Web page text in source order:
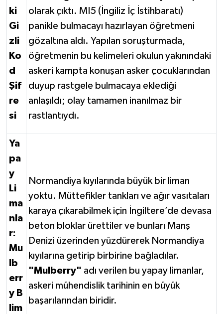
ki
Gi
zli
Ko
d
Şif
re
si
olarak çıktı. MI5 (İngiliz İç İstihbaratı)
panikle bulmacayı hazırlayan öğretmeni
gözaltına aldı. Yapılan soruşturmada,
öğretmenin bu kelimeleri okulun yakınındaki
askeri kampta konuşan asker çocuklarından
duyup rastgele bulmacaya eklediği
anlaşıldı; olay tamamen inanılmaz bir
rastlantıydı.
Ya
pa
y
Li
ma
nla
r:
Mu
lb
err
y B
lim
Normandiya kıyılarında büyük bir liman
yoktu. Müttefikler tankları ve ağır vasıtaları
karaya çıkarabilmek için İngiltere’de devasa
beton bloklar ürettiler ve bunları Manş
Denizi üzerinden yüzdürerek Normandiya
kıyılarına getirip birbirine bağladılar.
"Mulberry" adı verilen bu yapay limanlar,
askeri mühendislik tarihinin en büyük
başarılarından biridir.